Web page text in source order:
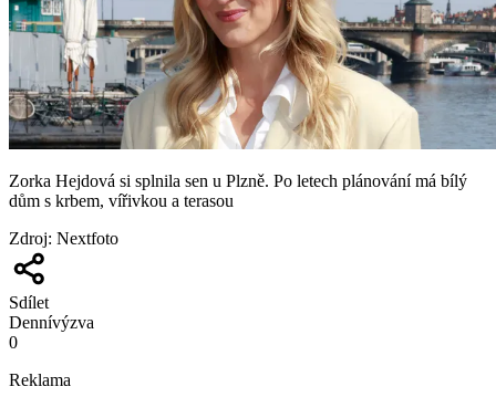
Zorka Hejdová si splnila sen u Plzně. Po letech plánování má bílý
dům s krbem, vířivkou a terasou
Zdroj: Nextfoto
Sdílet
Dennívýzva
0
Reklama